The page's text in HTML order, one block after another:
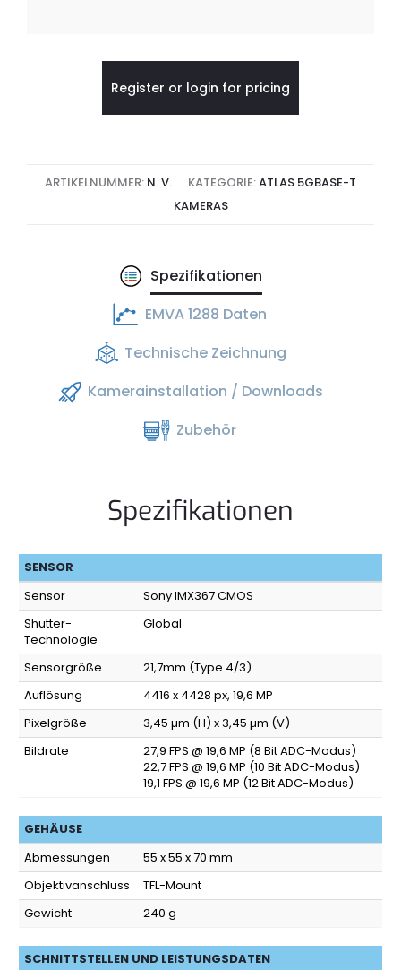
Register or login for pricing
ARTIKELNUMMER: N. V. KATEGORIE:ATLAS 5GBASE-T
KAMERAS
Spezifikationen
EMVA 1288 Daten
Technische Zeichnung
Kamerainstallation / Downloads
Zubehör
Spezifikationen
SENSOR
Sensor
Sony IMX367 CMOS
Shutter-
Technologie
Global
Sensorgröße
21,7mm (Type 4/3)
Auflösung
4416 x 4428 px, 19,6 MP
Pixelgröße
3,45 µm (H) x 3,45 µm (V)
Bildrate
27,9 FPS @ 19,6 MP (8 Bit ADC-Modus)
22,7 FPS @ 19,6 MP (10 Bit ADC-Modus)
19,1 FPS @ 19,6 MP (12 Bit ADC-Modus)
GEHÄUSE
Abmessungen
55 x 55 x 70 mm
Objektivanschluss
TFL-Mount
Gewicht
240 g
SCHNITTSTELLEN UND LEISTUNGSDATEN